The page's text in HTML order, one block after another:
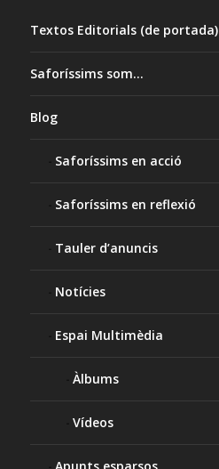
Textos Editorials (de portada)
Saforíssims som…
Blog
Saforíssims en acció
Saforíssims en reflexió
Tauler d’anuncis
Notícies
Espai Multimèdia
Àlbums
Vídeos